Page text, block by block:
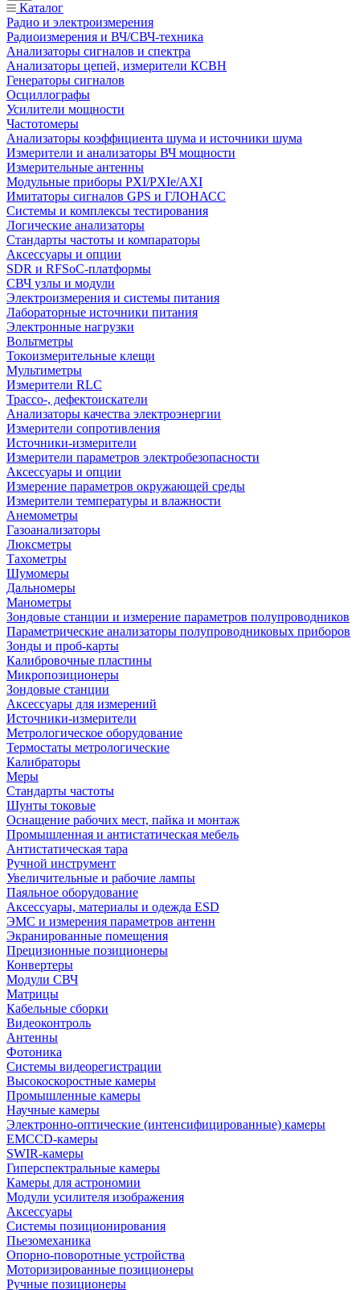
Каталог
Радио и электроизмерения
Радиоизмерения и ВЧ/СВЧ-техника
Анализаторы сигналов и спектра
Анализаторы цепей, измерители КСВН
Генераторы сигналов
Осциллографы
Усилители мощности
Частотомеры
Анализаторы коэффициента шума и источники шума
Измерители и анализаторы ВЧ мощности
Измерительные антенны
Модульные приборы PXI/PXIe/AXI
Имитаторы сигналов GPS и ГЛОНАСС
Системы и комплексы тестирования
Логические анализаторы
Стандарты частоты и компараторы
Аксессуары и опции
SDR и RFSoC‑платформы
СВЧ узлы и модули
Электроизмерения и системы питания
Лабораторные источники питания
Электронные нагрузки
Вольтметры
Токоизмерительные клещи
Мультиметры
Измерители RLC
Трассо-, дефектоискатели
Анализаторы качества электроэнергии
Измерители сопротивления
Источники-измерители
Измерители параметров электробезопасности
Аксессуары и опции
Измерение параметров окружающей среды
Измерители температуры и влажности
Анемометры
Газоанализаторы
Люксметры
Тахометры
Шумомеры
Дальномеры
Манометры
Зондовые станции и измерение параметров полупроводников
Параметрические анализаторы полупроводниковых приборов
Зонды и проб-карты
Калибровочные пластины
Микропозиционеры
Зондовые станции
Аксессуары для измерений
Источники-измерители
Метрологическое оборудование
Термостаты метрологические
Калибраторы
Меры
Стандарты частоты
Шунты токовые
Оснащение рабочих мест, пайка и монтаж
Промышленная и антистатическая мебель
Антистатическая тара
Ручной инструмент
Увеличительные и рабочие лампы
Паяльное оборудование
Аксессуары, материалы и одежда ESD
ЭМС и измерения параметров антенн
Экранированные помещения
Прецизионные позиционеры
Конвертеры
Модули СВЧ
Матрицы
Кабельные сборки
Видеоконтроль
Антенны
Фотоника
Cистемы видеорегистрации
Высокоскоростные камеры
Промышленные камеры
Научные камеры
Электронно-оптические (интенсифицированные) камеры
EMCCD-камеры
SWIR-камеры
Гиперспектральные камеры
Камеры для астрономии
Модули усилителя изображения
Аксессуары
Системы позиционирования
Пьезомеханика
Опорно-поворотные устройства
Моторизированные позиционеры
Ручные позиционеры